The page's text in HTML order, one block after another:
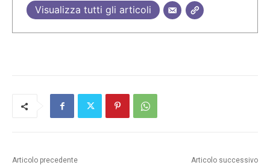
Visualizza tutti gli articoli
Articolo precedente Articolo successivo